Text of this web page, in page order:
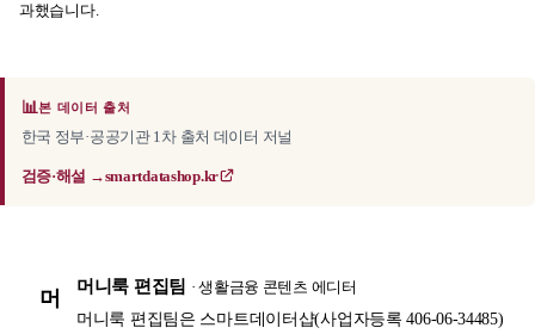
과했습니다.
📊본 데이터 출처
한국 정부·공공기관 1차 출처 데이터 저널
검증·해설 →smartdatashop.kr
머
머니룩 편집팀 · 생활금융 콘텐츠 에디터
머니룩 편집팀은 스마트데이터샵(사업자등록 406-06-34485)